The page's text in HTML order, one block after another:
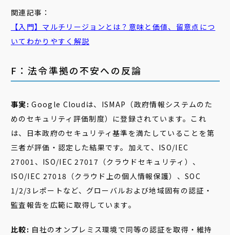
関連記事：
【入門】マルチリージョンとは？意味と価値、留意点につ
いてわかりやすく解説
F：法令準拠の不安への反論
事実:Google Cloudは、ISMAP（政府情報システムのた
めのセキュリティ評価制度）に登録されています。これ
は、日本政府のセキュリティ基準を満たしていることを第
三者が評価・認定した結果です。加えて、ISO/IEC
27001、ISO/IEC 27017（クラウドセキュリティ）、
ISO/IEC 27018（クラウド上の個人情報保護）、SOC
1/2/3レポートなど、グローバルおよび地域固有の認証・
監査報告を広範に取得しています。
比較: 自社のオンプレミス環境で同等の認証を取得・維持